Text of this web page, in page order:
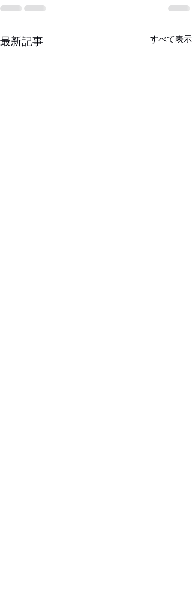
最新記事 すべて表示